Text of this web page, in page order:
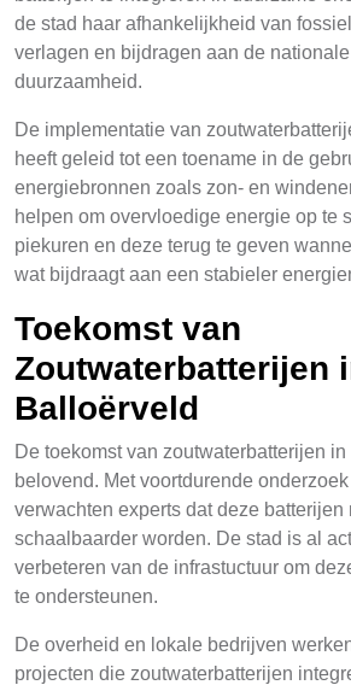
de stad haar afhankelijkheid van
verlagen en bijdragen aan de
duurzaamheid.
De implementatie van
heeft geleid tot een toename in de
energiebronnen zoals zon- en
helpen om overvloedige energie op te
piekuren en deze terug te geven
wat bijdraagt aan een stabieler
Toekomst van
Zoutwaterbatterijen
Balloërveld
De toekomst van zoutwaterbatterijen
belovend. Met voortdurende
verwachten experts dat deze batterijen
schaalbaarder worden. De stad is al
verbeteren van de infrastuctuur om
te ondersteunen.
De overheid en lokale bedrijven
projecten die zoutwaterbatterijen